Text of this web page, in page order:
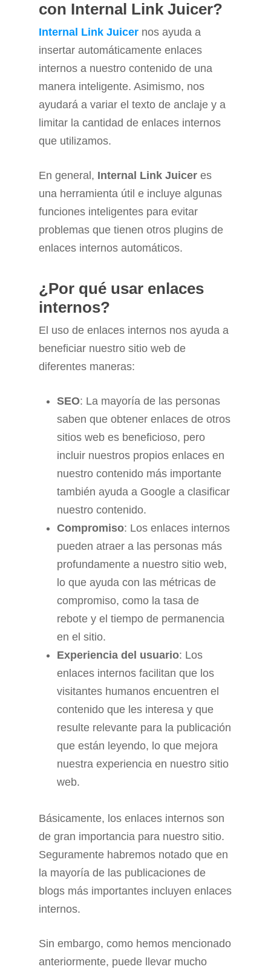
con Internal Link Juicer?
Internal Link Juicer nos ayuda a
insertar automáticamente enlaces
internos a nuestro contenido de una
manera inteligente. Asimismo, nos
ayudará a variar el texto de anclaje y a
limitar la cantidad de enlaces internos
que utilizamos.
En general, Internal Link Juicer es
una herramienta útil e incluye algunas
funciones inteligentes para evitar
problemas que tienen otros plugins de
enlaces internos automáticos.
¿Por qué usar enlaces
internos?
El uso de enlaces internos nos ayuda a
beneficiar nuestro sitio web de
diferentes maneras:
SEO: La mayoría de las personas
saben que obtener enlaces de otros
sitios web es beneficioso, pero
incluir nuestros propios enlaces en
nuestro contenido más importante
también ayuda a Google a clasificar
nuestro contenido.
Compromiso: Los enlaces internos
pueden atraer a las personas más
profundamente a nuestro sitio web,
lo que ayuda con las métricas de
compromiso, como la tasa de
rebote y el tiempo de permanencia
en el sitio.
Experiencia del usuario: Los
enlaces internos facilitan que los
visitantes humanos encuentren el
contenido que les interesa y que
resulte relevante para la publicación
que están leyendo, lo que mejora
nuestra experiencia en nuestro sitio
web.
Básicamente, los enlaces internos son
de gran importancia para nuestro sitio.
Seguramente habremos notado que en
la mayoría de las publicaciones de
blogs más importantes incluyen enlaces
internos.
Sin embargo, como hemos mencionado
anteriormente, puede llevar mucho